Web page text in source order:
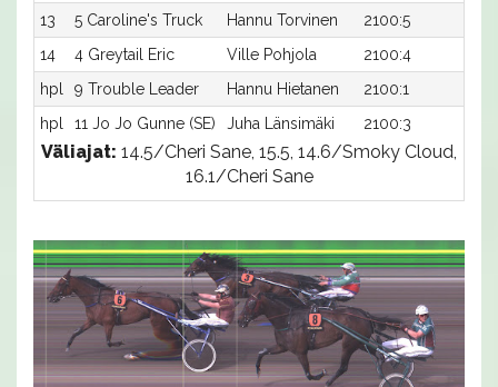
13
5 Caroline's Truck Hannu Torvinen 2100:5
14
4 Greytail Eric Ville Pohjola 2100:4
hpl
9 Trouble Leader Hannu Hietanen 2100:1
hpl
11 Jo Jo Gunne (SE) Juha Länsimäki 2100:3
Väliajat: 14.5/Cheri Sane, 15.5, 14.6/Smoky Cloud,
16.1/Cheri Sane